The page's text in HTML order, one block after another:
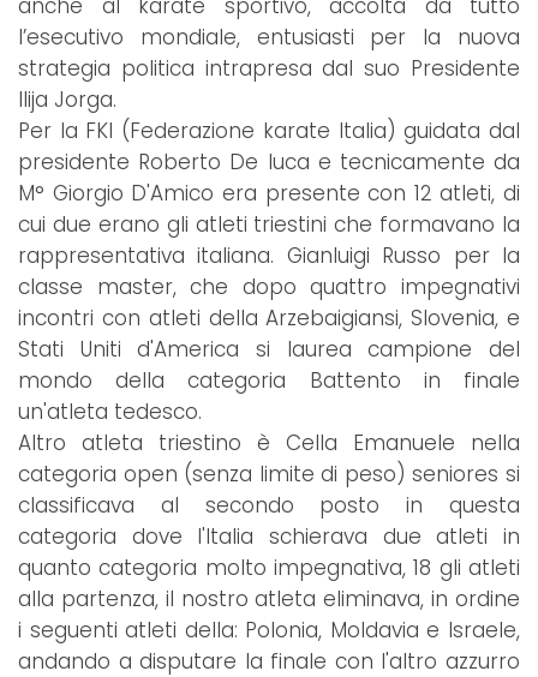
anche al karate sportivo, accolta da tutto
l’esecutivo mondiale, entusiasti per la nuova
strategia politica intrapresa dal suo Presidente
Ilija Jorga.
Per la FKI (Federazione karate Italia) guidata dal
presidente Roberto De luca e tecnicamente da
M° Giorgio D'Amico era presente con 12 atleti, di
cui due erano gli atleti triestini che formavano la
rappresentativa italiana. Gianluigi Russo per la
classe master, che dopo quattro impegnativi
incontri con atleti della Arzebaigiansi, Slovenia, e
Stati Uniti d'America si laurea campione del
mondo della categoria Battento in finale
un'atleta tedesco.
Altro atleta triestino è Cella Emanuele nella
categoria open (senza limite di peso) seniores si
classificava al secondo posto in questa
categoria dove l'Italia schierava due atleti in
quanto categoria molto impegnativa, 18 gli atleti
alla partenza, il nostro atleta eliminava, in ordine
i seguenti atleti della: Polonia, Moldavia e Israele,
andando a disputare la finale con l'altro azzurro